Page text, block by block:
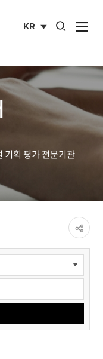
KR
통합검색 열기
사이트맵
기획 평가 전문기관
페이지
공유
share